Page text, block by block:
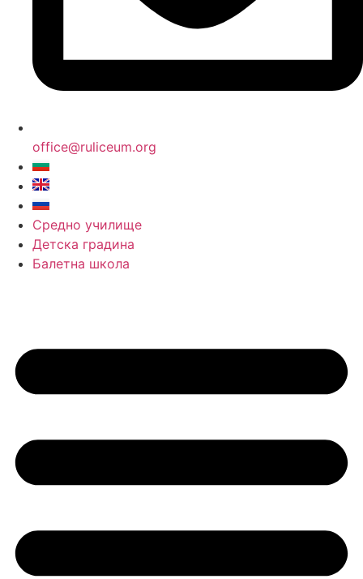
office@ruliceum.org
Средно училище
Детска градина
Балетна школа